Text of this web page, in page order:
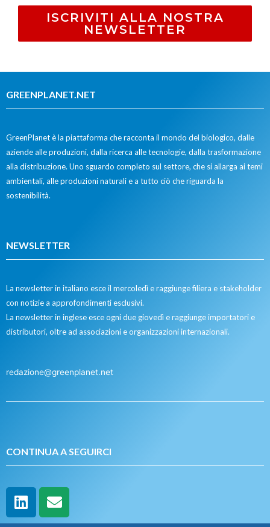
ISCRIVITI ALLA NOSTRA
NEWSLETTER
GREENPLANET.NET
GreenPlanet è la piattaforma che racconta il mondo del biologico, dalle
aziende alle produzioni, dalla ricerca alle tecnologie, dalla trasformazione
alla distribuzione. Uno sguardo completo sul settore, che si allarga ai temi
ambientali, alle produzioni naturali e a tutto ciò che riguarda la
sostenibilità.
NEWSLETTER
La newsletter in italiano esce il mercoledì e raggiunge filiera e stakeholder
con notizie a approfondimenti esclusivi.
La newsletter in inglese esce ogni due giovedì e raggiunge importatori e
distributori, oltre ad associazioni e organizzazioni internazionali.
redazione@greenplanet.net
CONTINUA A SEGUIRCI